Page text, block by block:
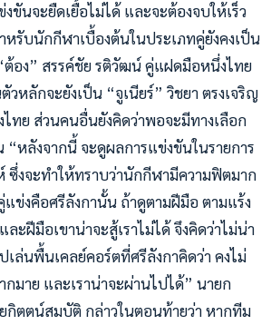
ขันจะยืดเยื้อไม่ได้ และจะต้องจบให้เร็ว
หรับนักกีฬาเบื้องต้นในประเภทคู่ยังคงเป็น
อง” สรรค์ชัย รติวัฒน์ คู่แฝดมือหนึ่งไทย
วหลักจะยังเป็น “จูเนียร์” วิชยา ตรงเจริญ
ทย ส่วนคนอื่นยังคิดว่าพอจะมีทางเลือก
หลังจากนี้ จะดูผลการแข่งขันในรายการ
ซึ่งจะทำให้ทราบว่านักกีฬามีความฟิตมาก
ข่งคือศรีลังกานั้น ถ้าดูตามฝีมือ ตามแร้ง
ละฝีมือเขาน่าจะสู้เราไม่ได้ จึงคิดว่าไม่น่า
เล่นพื้นเคลย์คอร์ตที่ศรีลังกาคิดว่า คงไม่
มาย และเราน่าจะผ่านไปได้” นายก
กิตตน์สมบัติ กล่าวในตอนท้ายว่า หากทีม